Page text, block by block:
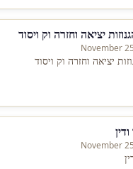
November
November